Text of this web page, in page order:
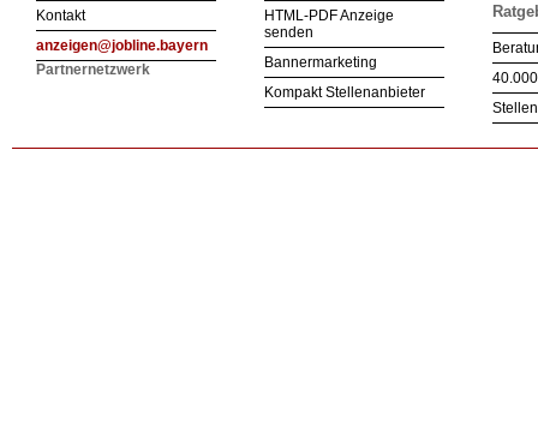
Kontakt
anzeigen@jobline.bayern
Partnernetzwerk
HTML-PDF Anzeige
senden
Bannermarketing
Kompakt Stellenanbieter